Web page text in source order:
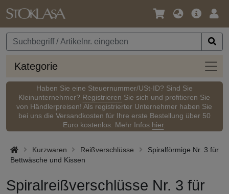
Sprache
Währung
Kategorie
Haben Sie eine Steuernummer/USt-ID? Sind Sie
Kleinunternehmer? Registrieren Sie sich und profitieren Sie
von Händlerpreisen! Als registrierter Unternehmer haben Sie
bei uns die Versandkosten für Ihre erste Bestellung über 50
Euro kostenlos. Mehr Infos hier.
Kurzwaren Reißverschlüsse
Spiralförmige Nr. 3 für
Bettwäsche und Kissen
Spiralreißverschlüsse Nr. 3 für